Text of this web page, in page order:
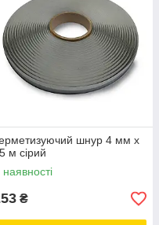
шнур 4 мм х
м сірий
наявності
₴